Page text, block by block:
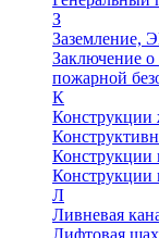
З
Заземление,
Заключение о
пожарной
К
Конструкции
Конструкции
Л
Ливневая
Лифтовая